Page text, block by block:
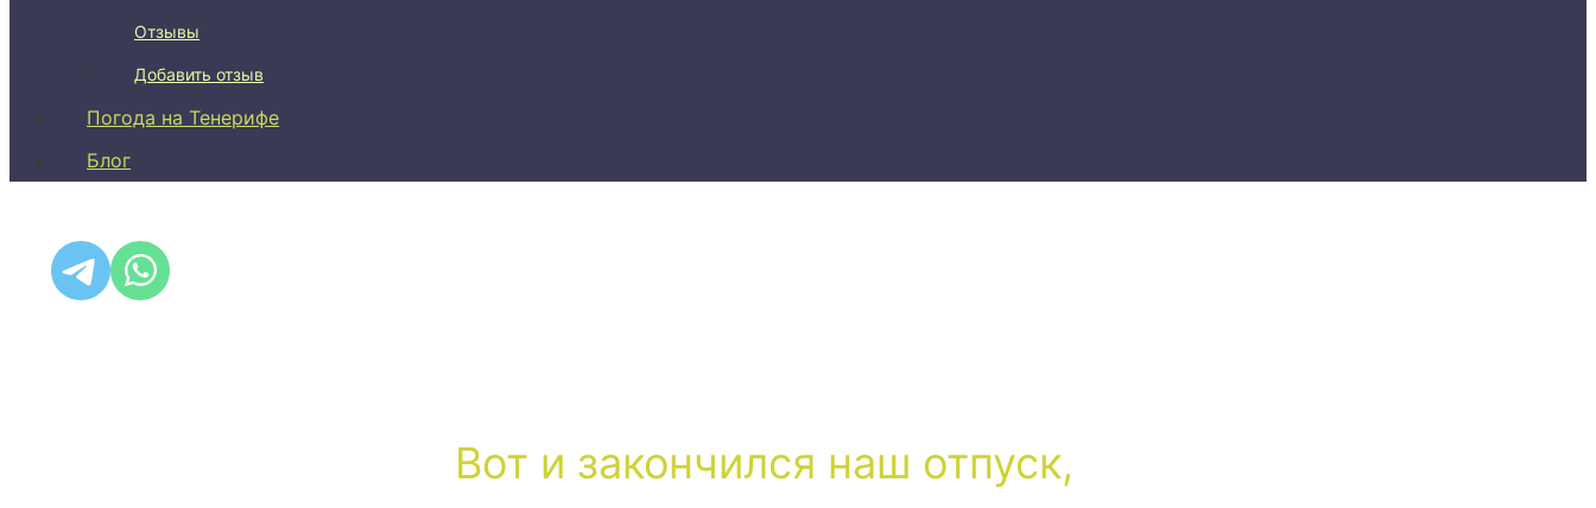
Отзывы
Добавить отзыв
Погода на Тенерифе
Блог
Вот и закончился наш отпуск,